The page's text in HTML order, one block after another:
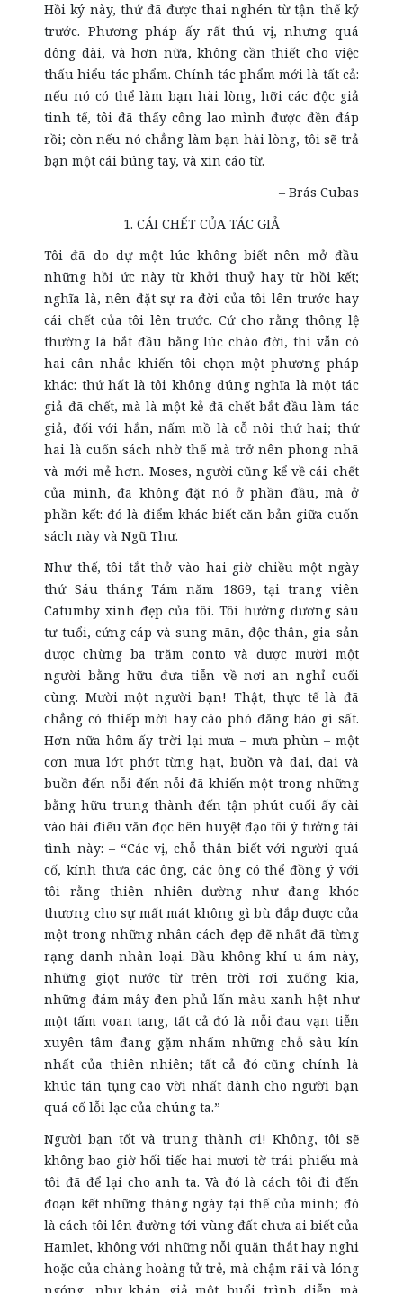
Hồi ký này, thứ đã được thai nghén từ tận thế kỷ
trước. Phương pháp ấy rất thú vị, nhưng quá
dông dài, và hơn nữa, không cần thiết cho việc
thấu hiểu tác phẩm. Chính tác phẩm mới là tất cả:
nếu nó có thể làm bạn hài lòng, hỡi các độc giả
tinh tế, tôi đã thấy công lao mình được đền đáp
rồi; còn nếu nó chẳng làm bạn hài lòng, tôi sẽ trả
bạn một cái búng tay, và xin cáo từ.
– Brás Cubas
1. CÁI CHẾT CỦA TÁC GIẢ
Tôi đã do dự một lúc không biết nên mở đầu
những hồi ức này từ khởi thuỷ hay từ hồi kết;
nghĩa là, nên đặt sự ra đời của tôi lên trước hay
cái chết của tôi lên trước. Cứ cho rằng thông lệ
thường là bắt đầu bằng lúc chào đời, thì vẫn có
hai cân nhắc khiến tôi chọn một phương pháp
khác: thứ hất là tôi không đúng nghĩa là một tác
giả đã chết, mà là một kẻ đã chết bắt đầu làm tác
giả, đối với hắn, nấm mồ là cỗ nôi thứ hai; thứ
hai là cuốn sách nhờ thế mà trở nên phong nhã
và mới mẻ hơn. Moses, người cũng kể về cái chết
của mình, đã không đặt nó ở phần đầu, mà ở
phần kết: đó là điểm khác biết căn bản giữa cuốn
sách này và Ngũ Thư.
Như thế, tôi tắt thở vào hai giờ chiều một ngày
thứ Sáu tháng Tám năm 1869, tại trang viên
Catumby xinh đẹp của tôi. Tôi hưởng dương sáu
tư tuổi, cứng cáp và sung mãn, độc thân, gia sản
được chừng ba trăm conto và được mười một
người bằng hữu đưa tiễn về nơi an nghỉ cuối
cùng. Mười một người bạn! Thật, thực tế là đã
chẳng có thiếp mời hay cáo phó đăng báo gì sất.
Hơn nữa hôm ấy trời lại mưa – mưa phùn – một
cơn mưa lớt phớt từng hạt, buồn và dai, dai và
buồn đến nỗi đến nỗi đã khiến một trong những
bằng hữu trung thành đến tận phút cuối ấy cài
vào bài điếu văn đọc bên huyệt đạo tôi ý tưởng tài
tình này: – “Các vị, chỗ thân biết với người quá
cố, kính thưa các ông, các ông có thể đồng ý với
tôi rằng thiên nhiên dường như đang khóc
thương cho sự mất mát không gì bù đắp được của
một trong những nhân cách đẹp đẽ nhất đã từng
rạng danh nhân loại. Bầu không khí u ám này,
những giọt nước từ trên trời rơi xuống kia,
những đám mây đen phủ lấn màu xanh hệt như
một tấm voan tang, tất cả đó là nỗi đau vạn tiễn
xuyên tâm đang gặm nhấm những chỗ sâu kín
nhất của thiên nhiên; tất cả đó cũng chính là
khúc tán tụng cao vời nhất dành cho người bạn
quá cố lỗi lạc của chúng ta.”
Người bạn tốt và trung thành ơi! Không, tôi sẽ
không bao giờ hối tiếc hai mươi tờ trái phiếu mà
tôi đã để lại cho anh ta. Và đó là cách tôi đi đến
đoạn kết những tháng ngày tại thế của mình; đó
là cách tôi lên đường tới vùng đất chưa ai biết của
Hamlet, không với những nỗi quặn thắt hay nghi
hoặc của chàng hoàng tử trẻ, mà chậm rãi và lóng